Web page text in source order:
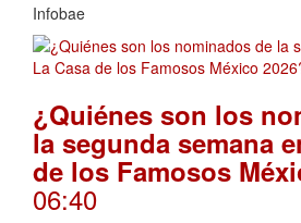
Infobae
¿Quiénes son los
la segunda semana
de los Famosos
06:40